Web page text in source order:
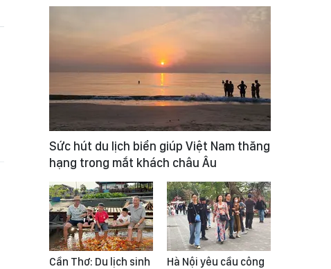
Sức hút du lịch biển giúp Việt Nam thăng
hạng trong mắt khách châu Âu
Cần Thơ: Du lịch sinh
Hà Nội yêu cầu công